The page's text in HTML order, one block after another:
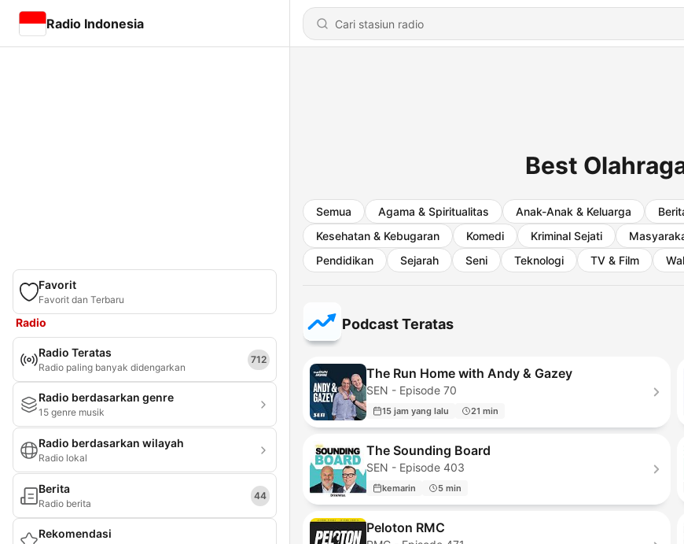
Radio Indonesia
Favorit
Favorit dan Terbaru
Radio
Radio Teratas
Radio paling banyak didengarkan
712
Radio berdasarkan genre
15 genre musik
Radio berdasarkan wilayah
Radio lokal
Berita
Radio berita
44
Rekomendasi
Best
Semua Agama & Spiritualitas Anak-Anak & Keluarga
Kesehatan & Kebugaran
Komedi Kriminal Sejati
Pendidikan
Sejarah Seni Teknologi TV & Film
Podcast Teratas
The Run Home with Andy & Gazey
SEN - Episode 70
15 jam yang lalu 21 min
The Sounding Board
SEN - Episode 403
kemarin 5 min
Peloton RMC